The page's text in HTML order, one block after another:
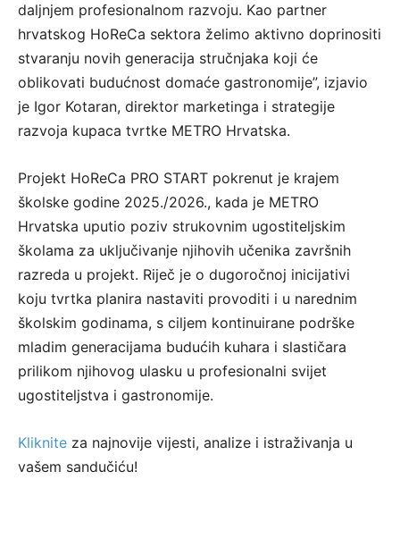
daljnjem profesionalnom razvoju. Kao partner
hrvatskog HoReCa sektora želimo aktivno doprinositi
stvaranju novih generacija stručnjaka koji će
oblikovati budućnost domaće gastronomije”, izjavio
je Igor Kotaran, direktor marketinga i strategije
razvoja kupaca tvrtke METRO Hrvatska.
Projekt HoReCa PRO START pokrenut je krajem
školske godine 2025./2026., kada je METRO
Hrvatska uputio poziv strukovnim ugostiteljskim
školama za uključivanje njihovih učenika završnih
razreda u projekt. Riječ je o dugoročnoj inicijativi
koju tvrtka planira nastaviti provoditi i u narednim
školskim godinama, s ciljem kontinuirane podrške
mladim generacijama budućih kuhara i slastičara
prilikom njihovog ulasku u profesionalni svijet
ugostiteljstva i gastronomije.
Kliknite za najnovije vijesti, analize i istraživanja u
vašem sandučiću!